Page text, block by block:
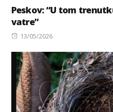
Peskov: “U tom
vatre”
Posted
13/05/2026